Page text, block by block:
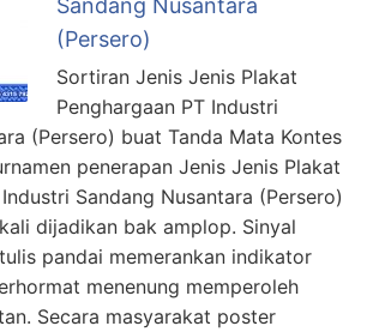
(Persero)
Sortiran Jenis Jenis Plakat
Penghargaan PT Industri
(Persero) buat Tanda Mata Kontes
penerapan Jenis Jenis Plakat
Sandang Nusantara (Persero)
dijadikan bak amplop. Sinyal
pandai memerankan indikator
menenung memperoleh
Secara masyarakat poster